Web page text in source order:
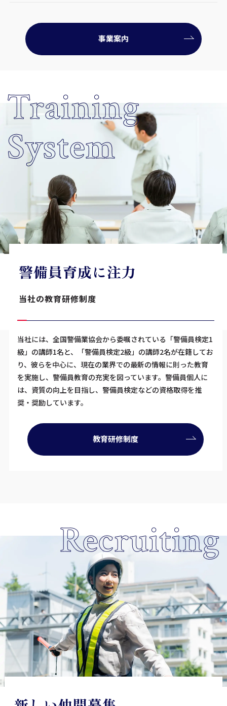
事業案内
Training
System
警備員育成に注力
当社の教育研修制度
当社には、全国警備業協会から委嘱されている「警備員検定1
級」の講師1名と、「警備員検定2級」の講師2名が在籍してお
り、彼らを中心に、現在の業界での最新の情報に則った教育
を実施し、警備員教育の充実を図っています。警備員個人に
は、資質の向上を目指し、警備員検定などの資格取得を推
奨・奨励しています。
教育研修制度
Recruiting